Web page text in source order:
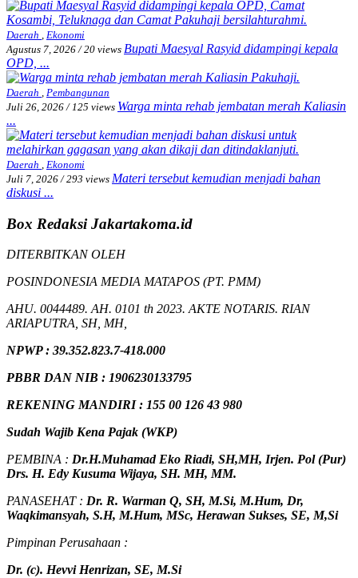
Daerah
Ekonomi
Agustus 7, 2026 / 20 views Bupati Maesyal Rasyid didampingi kepala
OPD, ...
Daerah
Pembangunan
Juli 26, 2026 / 125 views Warga minta rehab jembatan merah Kaliasin
...
Daerah
Ekonomi
Juli 7, 2026 / 293 views Materi tersebut kemudian menjadi bahan
diskusi ...
Box Redaksi Jakartakoma.id
DITERBITKAN OLEH
POSINDONESIA MEDIA MATAPOS (PT. PMM)
AHU. 0044489. AH. 0101 th 2023. AKTE NOTARIS. RIAN
ARIAPUTRA, SH, MH,
NPWP: 39.352.823.7-418.000
PBBR DAN NIB : 1906230133795
REKENING MANDIRI : 155 00 126 43 980
Sudah Wajib Kena Pajak (WKP)
PEMBINA : Dr.H.Muhamad Eko Riadi, SH,MH, Irjen. Pol (Pur)
Drs. H. Edy Kusuma Wijaya, SH. MH, MM.
PANASEHAT : Dr. R. Warman Q, SH, M.Si, M.Hum, Dr,
Waqkimansyah, S.H, M.Hum, MSc, Herawan Sukses, SE, M,Si
Pimpinan Perusahaan :
Dr. (c). Hevvi Henrizan, SE, M.Si